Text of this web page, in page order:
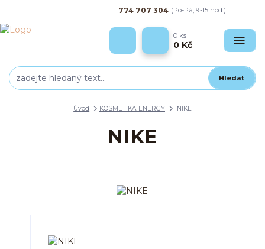
Hledat
774 707 304 (Po-Pá, 9-15 hod.)
0 ks
0 Kč
Úvod KOSMETIKA ENERGY NIKE
NIKE